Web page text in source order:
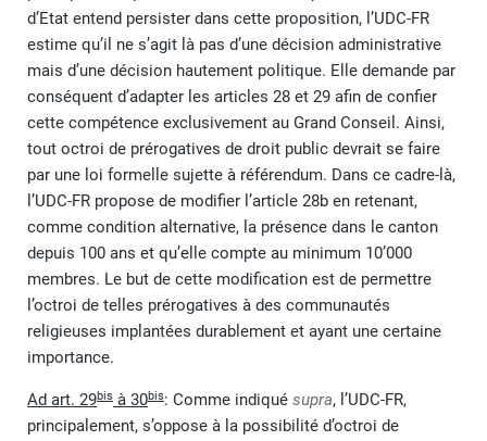
d’Etat entend persister dans cette proposition, l’UDC-FR
estime qu’il ne s’agit là pas d’une décision administrative
mais d’une décision hautement politique. Elle demande par
conséquent d’adapter les articles 28 et 29 afin de confier
cette compétence exclusivement au Grand Conseil. Ainsi,
tout octroi de prérogatives de droit public devrait se faire
par une loi formelle sujette à référendum. Dans ce cadre-là,
l’UDC-FR propose de modifier l’article 28b en retenant,
comme condition alternative, la présence dans le canton
depuis 100 ans et qu’elle compte au minimum 10’000
membres. Le but de cette modification est de permettre
l’octroi de telles prérogatives à des communautés
religieuses implantées durablement et ayant une certaine
importance.
Ad art. 29bis à 30bis: Comme indiqué supra, l’UDC-FR,
principalement, s’oppose à la possibilité d’octroi de